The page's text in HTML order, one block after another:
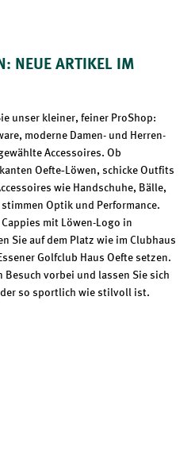
NEUE ARTIKEL IM
unser kleiner, feiner ProShop:
moderne Damen- und Herren-
Accessoires. Ob
Oefte‑Löwen, schicke Outfits
wie Handschuhe, Bälle,
Optik und Performance.
mit Löwen-Logo in
Sie auf dem Platz wie im Clubhaus
Golfclub Haus Oefte setzen.
Besuch vorbei und lassen Sie sich
so sportlich wie stilvoll ist.